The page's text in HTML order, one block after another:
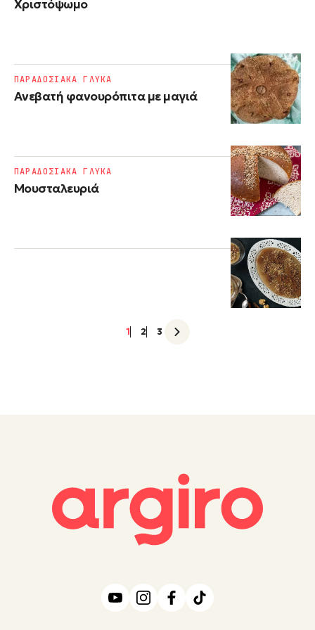
Χριστόψωµο
Ανεβατή φανουρόπιτα με μαγιά
ΠΑΡΑΔΟΣΙΑΚΑ ΓΛΥΚΑ
Μουσταλευριά
ΠΑΡΑΔΟΣΙΑΚΑ ΓΛΥΚΑ
1 2 3